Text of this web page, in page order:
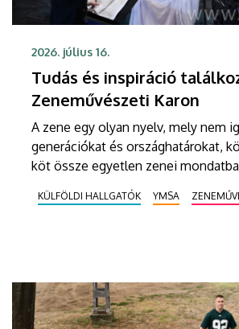
2026. július 16.
Tudás és inspiráció
Zeneművészeti Karon
A zene egy olyan nyelv, mely nem
generációkat és országhatárokat,
köt össze egyetlen zenei
Akadémiáját lezáró hangverseny
Kodály Zoltán Ifjúsági
zenészek Vásáry Tamás alapító
emlékezve a legnagyobb
meg.
KÜLFÖLDI HALLGATÓK YMSA